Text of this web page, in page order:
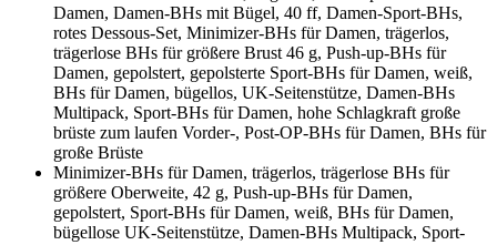
Damen, Damen-BHs mit Bügel, 40 ff, Damen-Sport-BHs,
rotes Dessous-Set, Minimizer-BHs für Damen, trägerlos,
trägerlose BHs für größere Brust 46 g, Push-up-BHs für
Damen, gepolstert, gepolsterte Sport-BHs für Damen, weiß,
BHs für Damen, bügellos, UK-Seitenstütze, Damen-BHs
Multipack, Sport-BHs für Damen, hohe Schlagkraft große
brüste zum laufen Vorder-, Post-OP-BHs für Damen, BHs für
große Brüste
Minimizer-BHs für Damen, trägerlos, trägerlose BHs für
größere Oberweite, 42 g, Push-up-BHs für Damen,
gepolstert, Sport-BHs für Damen, weiß, BHs für Damen,
bügellose UK-Seitenstütze, Damen-BHs Multipack, Sport-